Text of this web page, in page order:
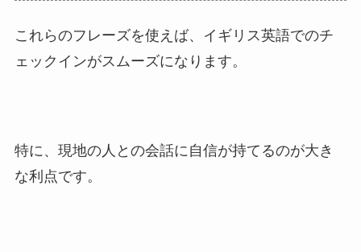
これらのフレーズを使えば、イギリス英語でのチ
ェックインがスムーズになります。
特に、現地の人との会話に自信が持てるのが大き
な利点です。